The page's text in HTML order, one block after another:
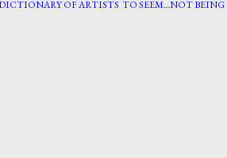
DICTIONARY OF ARTISTS TO SEEM…NOT BEING